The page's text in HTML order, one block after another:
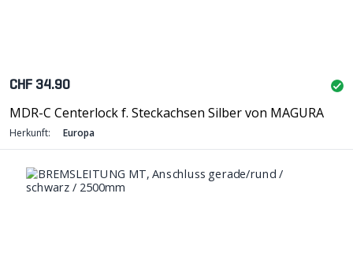
CHF 34.90
MDR-C Centerlock f. Steckachsen Silber von MAGURA
Herkunft: Europa